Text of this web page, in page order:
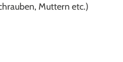
Muttern etc.)